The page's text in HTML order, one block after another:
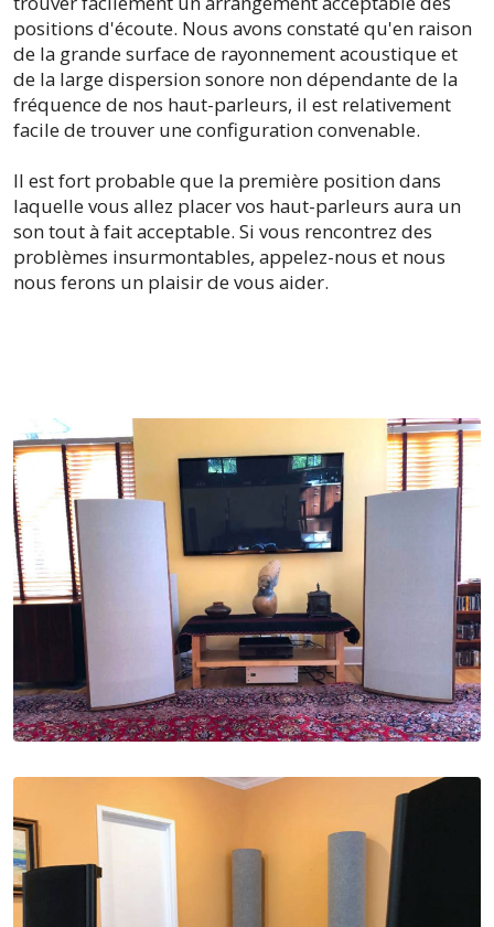
positions d'écoute. Nous avons constaté qu'en raison
de la grande surface de rayonnement acoustique et
de la large dispersion sonore non dépendante de la
fréquence de nos haut-parleurs, il est relativement
facile de trouver une configuration convenable.
Il est fort probable que la première position dans
laquelle vous allez placer vos haut-parleurs aura un
son tout à fait acceptable. Si vous rencontrez des
problèmes insurmontables, appelez-nous et nous
nous ferons un plaisir de vous aider.